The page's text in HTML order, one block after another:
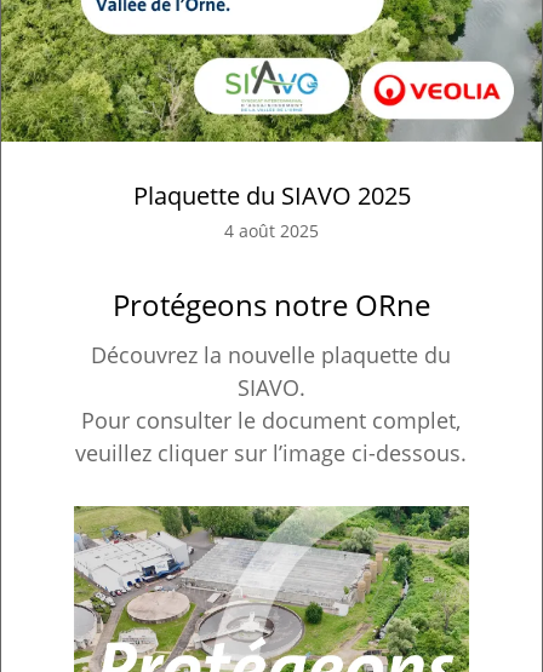
Plaquette du SIAVO 2025
4 août 2025
Protégeons notre ORne
Découvrez la nouvelle plaquette du
SIAVO.
Pour consulter le document complet,
veuillez cliquer sur l’image ci-dessous.